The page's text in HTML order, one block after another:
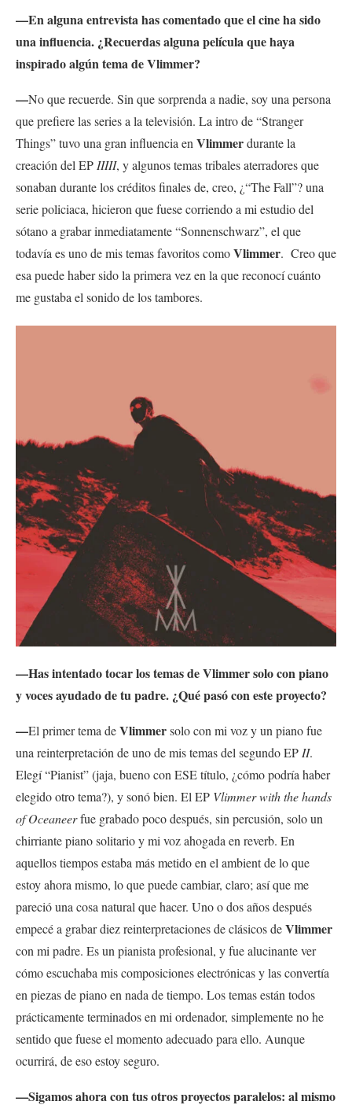
—En alguna entrevista has comentado que el cine ha sido
una influencia. ¿Recuerdas alguna película que haya
inspirado algún tema de Vlimmer?
—No que recuerde. Sin que sorprenda a nadie, soy una persona
que prefiere las series a la televisión. La intro de “Stranger
Things” tuvo una gran influencia en Vlimmerdurante la
creación del EP IIIII, y algunos temas tribales aterradores que
sonaban durante los créditos finales de, creo, ¿“The Fall”? una
serie policiaca, hicieron que fuese corriendo a mi estudio del
sótano a grabar inmediatamente “Sonnenschwarz”, el que
todavía es uno de mis temas favoritos comoVlimmer. Creo que
esa puede haber sido la primera vez en la que reconocí cuánto
me gustaba el sonido de los tambores.
—Has intentado tocar los temas de Vlimmer solo con piano
y voces ayudado de tu padre. ¿Qué pasó con este proyecto?
—El primer tema deVlimmersolo con mi voz y un piano fue
una reinterpretación de uno de mis temas del segundo EP II.
Elegí “Pianist” (jaja, bueno con ESE título, ¿cómo podría haber
elegido otro tema?), y sonó bien. El EP Vlimmer with the hands
of Oceaneerfue grabado poco después, sin percusión, solo un
chirriante piano solitario y mi voz ahogada en reverb. En
aquellos tiempos estaba más metido en el ambient de lo que
estoy ahora mismo, lo que puede cambiar, claro; así que me
pareció una cosa natural que hacer. Uno o dos años después
empecé a grabar diez reinterpretaciones de clásicos deVlimmer
con mi padre. Es un pianista profesional, y fue alucinante ver
cómo escuchaba mis composiciones electrónicas y las convertía
en piezas de piano en nada de tiempo. Los temas están todos
prácticamente terminados en mi ordenador, simplemente no he
sentido que fuese el momento adecuado para ello. Aunque
ocurrirá, de eso estoy seguro.
—Sigamos ahora con tus otros proyectos paralelos: al mismo